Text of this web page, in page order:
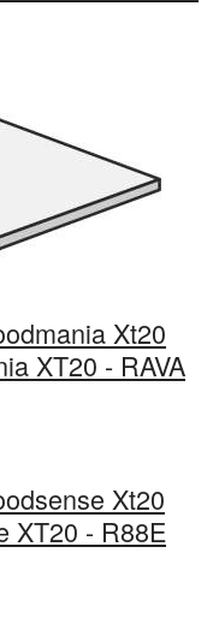
Xt20
XT20 - RAVA
Xt20
XT20 - R88E